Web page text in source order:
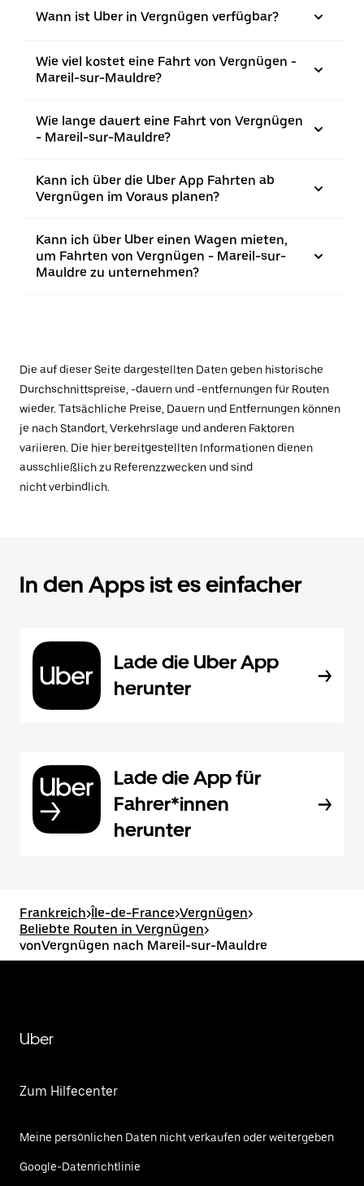
Wann ist Uber in Vergnügen verfügbar?
Wie viel kostet eine Fahrt von Vergnügen -
Mareil-sur-Mauldre?
Wie lange dauert eine Fahrt von Vergnügen
- Mareil-sur-Mauldre?
Kann ich über die Uber App Fahrten ab
Vergnügen im Voraus planen?
Kann ich über Uber einen Wagen mieten,
um Fahrten von Vergnügen - Mareil-sur-
Mauldre zu unternehmen?
Die auf dieser Seite dargestellten Daten geben historische
Durchschnittspreise, -dauern und -entfernungen für Routen
wieder. Tatsächliche Preise, Dauern und Entfernungen können
je nach Standort, Verkehrslage und anderen Faktoren
variieren. Die hier bereitgestellten Informationen dienen
ausschließlich zu Referenzzwecken und sind
nicht verbindlich.
In den Apps ist es einfacher
Lade die Uber App
herunter
Lade die App für
Fahrer*innen
herunter
Frankreich>Île-de-France>Vergnügen>
Beliebte Routen in Vergnügen>
vonVergnügen nach Mareil-sur-Mauldre
Uber
Zum Hilfecenter
Meine persönlichen Daten nicht verkaufen oder weitergeben
Google-Datenrichtlinie